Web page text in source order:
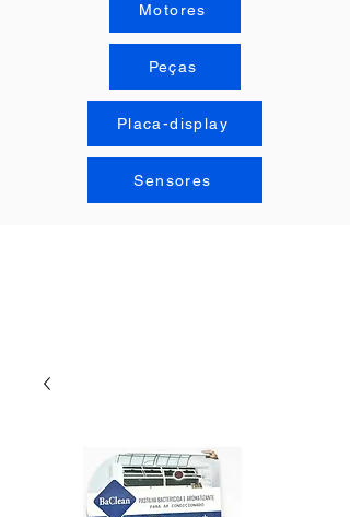
Motores
Peças
Placa-display
Sensores